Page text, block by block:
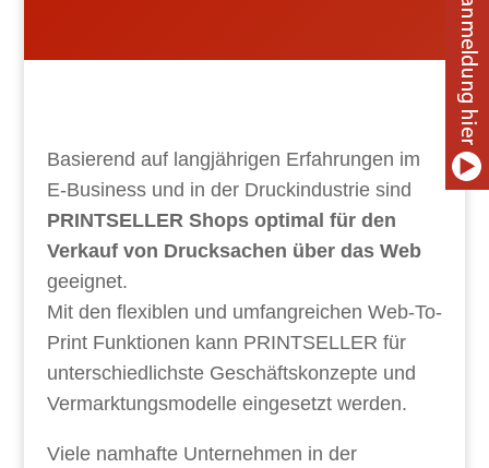
Basierend auf langjährigen Erfahrungen im
E-Business und in der Druckindustrie sind
PRINTSELLER Shops optimal für den
Verkauf von Drucksachen über das Web
geeignet.
Mit den flexiblen und umfangreichen Web-To-
Print Funktionen kann PRINTSELLER für
unterschiedlichste Geschäftskonzepte und
Vermarktungsmodelle eingesetzt werden.
Viele namhafte Unternehmen in der